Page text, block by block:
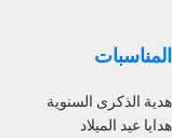
المناسبات
هدية الذكرى السنوية
هدايا عيد الميلاد